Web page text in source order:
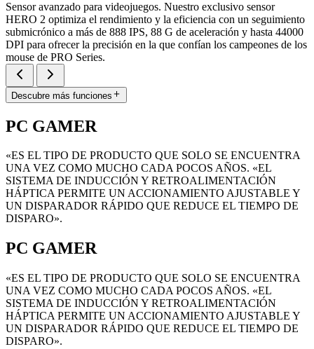
Sensor avanzado para videojuegos. Nuestro exclusivo sensor
HERO 2 optimiza el rendimiento y la eficiencia con un seguimiento
submicrónico a más de 888 IPS, 88 G de aceleración y hasta 44000
DPI para ofrecer la precisión en la que confían los campeones de los
mouse de PRO Series.
Descubre más funciones
PC GAMER
«ES EL TIPO DE PRODUCTO QUE SOLO SE ENCUENTRA
UNA VEZ COMO MUCHO CADA POCOS AÑOS. «EL
SISTEMA DE INDUCCIÓN Y RETROALIMENTACIÓN
HÁPTICA PERMITE UN ACCIONAMIENTO AJUSTABLE Y
UN DISPARADOR RÁPIDO QUE REDUCE EL TIEMPO DE
DISPARO».
PC GAMER
«ES EL TIPO DE PRODUCTO QUE SOLO SE ENCUENTRA
UNA VEZ COMO MUCHO CADA POCOS AÑOS. «EL
SISTEMA DE INDUCCIÓN Y RETROALIMENTACIÓN
HÁPTICA PERMITE UN ACCIONAMIENTO AJUSTABLE Y
UN DISPARADOR RÁPIDO QUE REDUCE EL TIEMPO DE
DISPARO».